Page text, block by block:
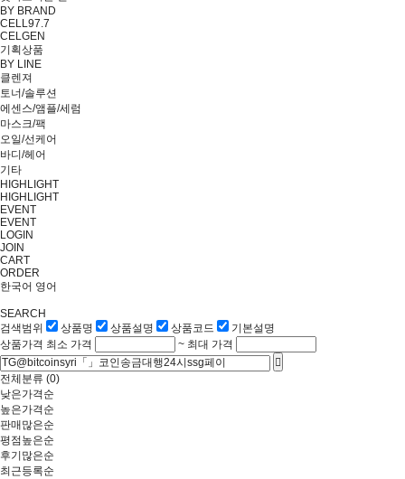
BY BRAND
CELL97.7
CELGEN
기획상품
BY LINE
클렌져
토너/솔루션
에센스/앰플/세럼
마스크/팩
오일/선케어
바디/헤어
기타
HIGHLIGHT
HIGHLIGHT
EVENT
EVENT
LOGIN
JOIN
CART
ORDER
한국어 영어
SEARCH
검색범위
상품명 상품설명 상품코드
기본설명
상품가격 최소 가격 ~ 최대 가격
전체분류 (0)
낮은가격순
높은가격순
판매많은순
평점높은순
후기많은순
최근등록순